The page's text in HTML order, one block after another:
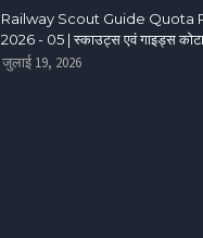
Railway Scout Guide Quota
2026 - 05 | स्काउट्स एवं गाइड्स कोटा
जुलाई 19, 2026